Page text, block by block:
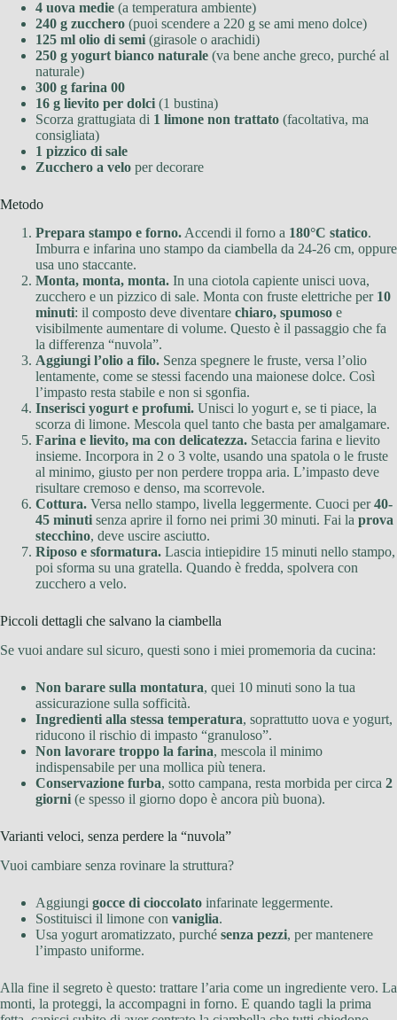
4 uova medie (a temperatura ambiente)
240 g zucchero (puoi scendere a 220 g se ami meno dolce)
125 ml olio di semi (girasole o arachidi)
250 g yogurt bianco naturale (va bene anche greco, purché al
naturale)
300 g farina 00
16 g lievito per dolci (1 bustina)
Scorza grattugiata di 1 limone non trattato (facoltativa, ma
consigliata)
1 pizzico di sale
Zucchero a velo per decorare
Metodo
Prepara stampo e forno.Accendi il forno a 180°C statico.
Imburra e infarina uno stampo da ciambella da 24-26 cm, oppure
usa uno staccante.
Monta, monta, monta. In una ciotola capiente unisci uova,
zucchero e un pizzico di sale. Monta con fruste elettriche per 10
minuti: il composto deve diventare chiaro, spumoso e
visibilmente aumentare di volume. Questo è il passaggio che fa
la differenza “nuvola”.
Aggiungi l’olio a filo. Senza spegnere le fruste, versa l’olio
lentamente, come se stessi facendo una maionese dolce. Così
l’impasto resta stabile e non si sgonfia.
Inserisci yogurt e profumi. Unisci lo yogurt e, se ti piace, la
scorza di limone. Mescola quel tanto che basta per amalgamare.
Farina e lievito, ma con delicatezza. Setaccia farina e lievito
insieme. Incorpora in 2 o 3 volte, usando una spatola o le fruste
al minimo, giusto per non perdere troppa aria. L’impasto deve
risultare cremoso e denso, ma scorrevole.
Cottura. Versa nello stampo, livella leggermente. Cuoci per40-
45 minuti senza aprire il forno nei primi 30 minuti. Fai la prova
stecchino, deve uscire asciutto.
Riposo e sformatura. Lascia intiepidire 15 minuti nello stampo,
poi sforma su una gratella. Quando è fredda, spolvera con
zucchero a velo.
Piccoli dettagli che salvano la ciambella
Se vuoi andare sul sicuro, questi sono i miei promemoria da cucina:
Non barare sulla montatura, quei 10 minuti sono la tua
assicurazione sulla sofficità.
Ingredienti alla stessa temperatura, soprattutto uova e yogurt,
riducono il rischio di impasto “granuloso”.
Non lavorare troppo la farina, mescola il minimo
indispensabile per una mollica più tenera.
Conservazione furba, sotto campana, resta morbida per circa 2
giorni (e spesso il giorno dopo è ancora più buona).
Varianti veloci, senza perdere la “nuvola”
Vuoi cambiare senza rovinare la struttura?
Aggiungi gocce di cioccolato infarinate leggermente.
Sostituisci il limone con vaniglia.
Usa yogurt aromatizzato, purché senza pezzi, per mantenere
l’impasto uniforme.
Alla fine il segreto è questo: trattare l’aria come un ingrediente vero. La
monti, la proteggi, la accompagni in forno. E quando tagli la prima